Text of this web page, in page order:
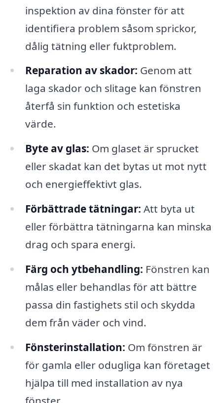
inspektion av dina fönster för att
identifiera problem såsom sprickor,
dålig tätning eller fuktproblem.
Reparation av skador: Genom att
laga skador och slitage kan fönstren
återfå sin funktion och estetiska
värde.
Byte av glas: Om glaset är sprucket
eller skadat kan det bytas ut mot nytt
och energieffektivt glas.
Förbättrade tätningar: Att byta ut
eller förbättra tätningarna kan minska
drag och spara energi.
Färg och ytbehandling: Fönstren kan
målas eller behandlas för att bättre
passa din fastighets stil och skydda
dem från väder och vind.
Fönsterinstallation: Om fönstren är
för gamla eller odugliga kan företaget
hjälpa till med installation av nya